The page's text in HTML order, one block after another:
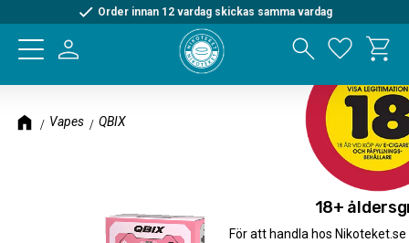
Meny
Order innan 12 vardag skickas samma vardag
Vapes QBIX
18+
För att handla hos